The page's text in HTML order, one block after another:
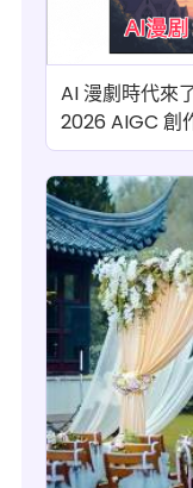
AI 漫劇時代來
2026 AIGC 創